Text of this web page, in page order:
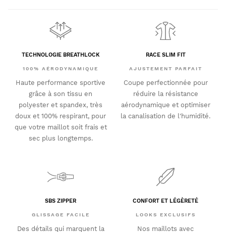
TECHNOLOGIE BREATHLOCK
100% AÉRODYNAMIQUE
Haute performance sportive
grâce à son tissu en
polyester et spandex, très
doux et 100% respirant, pour
que votre maillot soit frais et
sec plus longtemps.
RACE SLIM FIT
AJUSTEMENT PARFAIT
Coupe perfectionnée pour
réduire la résistance
aérodynamique et optimiser
la canalisation de l'humidité.
SBS ZIPPER
GLISSAGE FACILE
Des détails qui marquent la
CONFORT ET LÉGÈRETÉ
LOOKS EXCLUSIFS
Nos maillots avec